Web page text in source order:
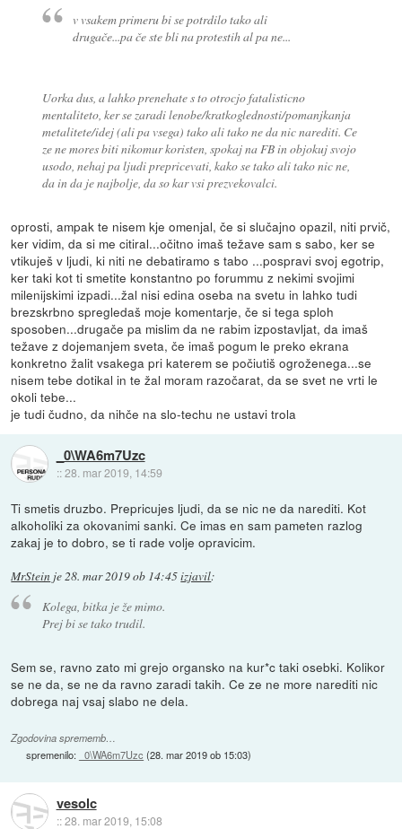
v vsakem primeru bi se potrdilo tako ali
drugače...pa če ste bli na protestih al pa ne...
Uorka dus, a lahko prenehate s to otrocjo fatalisticno
mentaliteto, ker se zaradi lenobe/kratkoglednosti/pomanjkanja
metalitete/idej (ali pa vsega) tako ali tako ne da nic narediti. Ce
ze ne mores biti nikomur koristen, spokaj na FB in objokuj svojo
usodo, nehaj pa ljudi prepricevati, kako se tako ali tako nic ne,
da in da je najbolje, da so kar vsi prezvekovalci.
oprosti, ampak te nisem kje omenjal, če si slučajno opazil, niti prvič,
ker vidim, da si me citiral...očitno imaš težave sam s sabo, ker se
vtikuješ v ljudi, ki niti ne debatiramo s tabo ...pospravi svoj egotrip,
ker taki kot ti smetite konstantno po forummu z nekimi svojimi
milenijskimi izpadi...žal nisi edina oseba na svetu in lahko tudi
brezskrbno spregledaš moje komentarje, če si tega sploh
sposoben...drugače pa mislim da ne rabim izpostavljat, da imaš
težave z dojemanjem sveta, če imaš pogum le preko ekrana
konkretno žalit vsakega pri katerem se počiutiš ogroženega...se
nisem tebe dotikal in te žal moram razočarat, da se svet ne vrti le
okoli tebe...
je tudi čudno, da nihče na slo-techu ne ustavi trola
_0\WA6m7Uzc
::28. mar 2019, 14:59
Ti smetis druzbo. Prepricujes ljudi, da se nic ne da narediti. Kot
alkoholiki za okovanimi sanki. Ce imas en sam pameten razlog
zakaj je to dobro, se ti rade volje opravicim.
MrStein je28. mar 2019 ob 14:45izjavil:
Kolega, bitka je že mimo.
Prej bi se tako trudil.
Sem se, ravno zato mi grejo organsko na kur*c taki osebki. Kolikor
se ne da, se ne da ravno zaradi takih. Ce ze ne more narediti nic
dobrega naj vsaj slabo ne dela.
Zgodovina sprememb…
spremenilo: _0\WA6m7Uzc (28. mar 2019 ob 15:03)
vesolc
::28. mar 2019, 15:08